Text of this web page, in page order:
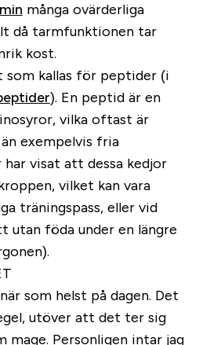
många ovärderliga
då tarmfunktionen tar
kost.
som kallas för peptider (i
). En peptid är en
vilka oftast är
exempelvis fria
visat att dessa kedjor
vilket kan vara
träningspass, eller vid
utan föda under en längre
som helst på dagen. Det
utöver att det ter sig
Personligen intar jag